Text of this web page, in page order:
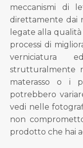
meccanismi di
direttamente dai
legate alla
processi di
verniciatura
strutturalmente
materasso o i
potrebbero
vedi nelle
non
prodotto che hai